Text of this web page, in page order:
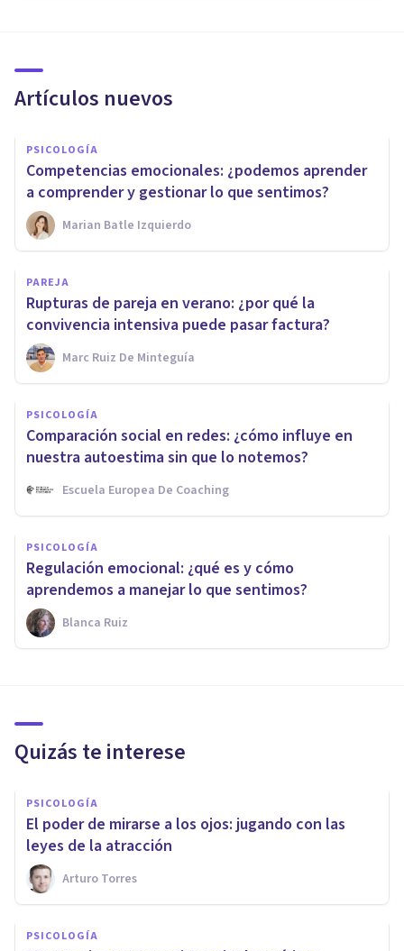
Artículos nuevos
PSICOLOGÍA
Competencias emocionales: ¿podemos aprender
a comprender y gestionar lo que sentimos?
Marian Batle Izquierdo
PAREJA
Rupturas de pareja en verano: ¿por qué la
convivencia intensiva puede pasar factura?
Marc Ruiz De Minteguía
PSICOLOGÍA
Comparación social en redes: ¿cómo influye en
nuestra autoestima sin que lo notemos?
Escuela Europea De Coaching
PSICOLOGÍA
Regulación emocional: ¿qué es y cómo
aprendemos a manejar lo que sentimos?
Blanca Ruiz
Quizás te interese
PSICOLOGÍA
El poder de mirarse a los ojos: jugando con las
leyes de la atracción
Arturo Torres
PSICOLOGÍA